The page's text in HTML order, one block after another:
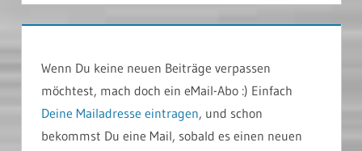
Wenn Du keine neuen Beiträge verpassen
möchtest, mach doch ein eMail-Abo :) Einfach
Deine Mailadresse eintragen, und schon
bekommst Du eine Mail, sobald es einen neuen